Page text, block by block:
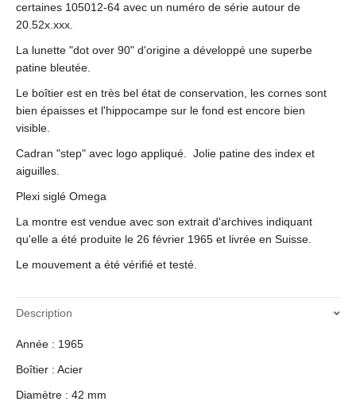
certaines 105012-64 avec un numéro de série autour de
20.52x.xxx.
La lunette "dot over 90" d'origine a développé une superbe
patine bleutée.
Le boîtier est en très bel état de conservation, les cornes sont
bien épaisses et l'hippocampe sur le fond est encore bien
visible.
Cadran "step" avec logo appliqué. Jolie patine des index et
aiguilles.
Plexi siglé Omega
La montre est vendue avec son extrait d'archives indiquant
qu'elle a été produite le 26 février 1965 et livrée en Suisse.
Le mouvement a été vérifié et testé.
Description
Année : 1965
Boîtier : Acier
Diamètre : 42 mm